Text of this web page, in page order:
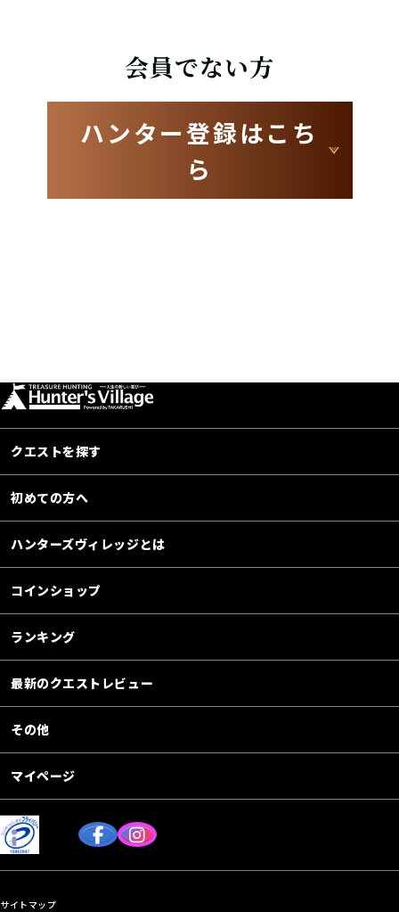
会員でない方
ハンター登録はこち
ら
クエストを探す
初めての方へ
ハンターズヴィレッジとは
コインショップ
ランキング
最新のクエストレビュー
その他
マイページ
サイトマップ